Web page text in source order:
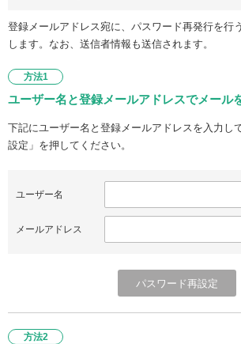
登録メールアドレス宛に、パスワード再発行を行
します。なお、送信者情報も送信されます。
方法1
ユーザー名と登録メールアドレスでメール
下記にユーザー名と登録メールアドレスを入力し
設定」を押してください。
ユーザー名
メールアドレス
方法2